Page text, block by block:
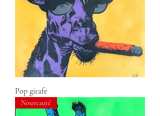
Pop girafe
Nouveauté